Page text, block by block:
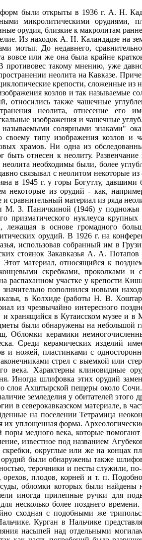
в основе громадного большинства орудий, делается более узкой и тонкой, тем самым сохраняются иногда некоторые формы верхнепалеолитических орудий. В 1926 г. на конференции археологов в Керчи украинский археолог А. А. Потапов представил доклад о неолитических стоянках Закавказья, использовав собранный им в Грузии и Армении материал (стоянки в районе Эчмиадзина и около Тбилиси). Характерными особенностями неолитических стоянок Закавказья А. А. Потапов считал расположение их на вторых террасах речных долин и преобладание орудий, изготовленных из обсидиана. Этот материал, относящийся к позднему неолиту, а частично и к начальной поре освоения металла, представлен орудиями из обработанных пластин, концевыми скребками, проколками и своеобразными орудиями г. виде птичьего клюва. Подобные обсидиановые орудия были найдены мною в 1931 г. на распаханном участке у крепости Кишляг, около Нор-Баязета, а также раскопками Е. Лалаяна в Эларе. Материал по неолиту Закавказья за последнее время значительно пополнился новыми находками, к сожалению, еще не опубликованными. Неолитические стоянки открыты на Черноморском побережье Закавказья, в Колхиде (работы Н. В. Хоштария) и в районе Гудаут (селище Кистрик, исследованное А. Л. Лукиным). Неопубликованным остается также материал из чрезвычайно интересного поздне-неолитического или ранне-энеолитического поселения около Кутаиси, собранный в 1924-1932 гг. П. И. Чабукйани и хранящийся в Кутаисском музее и в Музее Грузии. Неолитические поселения Тетрамица и Сатаплия находятся на северо-западной окраине Кутаиси. Предметы были обнаружены на небольшой глубине от поверхности, иногда группами. Вместе с ними были найдены также куски глиняной обмазки стен жилищ. Обломки керамики немногочисленны. Сосуды, формы которых не устанавливаются, были грубой выделки, бурого цвета, с примесью кварцевого песка. Среди керамических изделий имеется обломок сильно стилизованной человеческой статуэтки. Кремневые орудия представлены вкладышами серпов и ножей, пластинками с односторонней ретушью, часто представляющей зазубренность, округлыми скребками, напоминающими скребки из Одиши, и наконечниками стрел с выемкой или стерженьком в середине нижней части. Эти наконечники стрел по своей форме очень близки к наконечникам медного века. Характерны клиновидные орудия, наподобие мотыжек частичной или полной шлифовки, изготовленные из